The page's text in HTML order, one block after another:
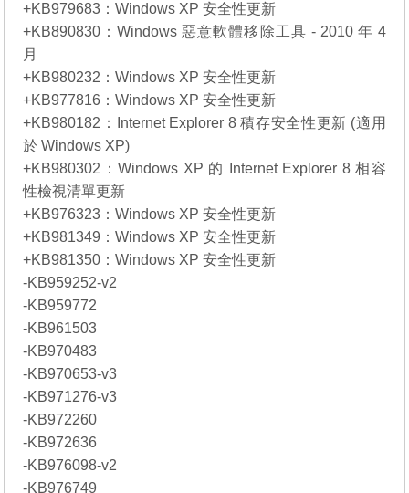
+KB979683：Windows XP 安全性更新
+KB890830：Windows 惡意軟體移除工具 - 2010 年 4
月
+KB980232：Windows XP 安全性更新
+KB977816：Windows XP 安全性更新
+KB980182：Internet Explorer 8 積存安全性更新 (適用
於 Windows XP)
+KB980302：Windows XP 的 Internet Explorer 8 相容
性檢視清單更新
+KB976323：Windows XP 安全性更新
+KB981349：Windows XP 安全性更新
+KB981350：Windows XP 安全性更新
-KB959252-v2
-KB959772
-KB961503
-KB970483
-KB970653-v3
-KB971276-v3
-KB972260
-KB972636
-KB976098-v2
-KB976749